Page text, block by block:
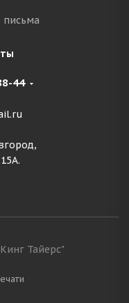
письма
44
Тайерс"